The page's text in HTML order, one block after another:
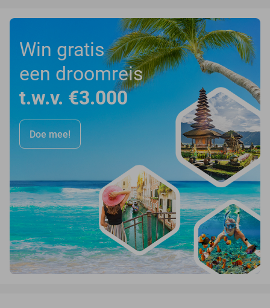
Win gratis
een droomreis
t.w.v. €3.000
Doe mee!